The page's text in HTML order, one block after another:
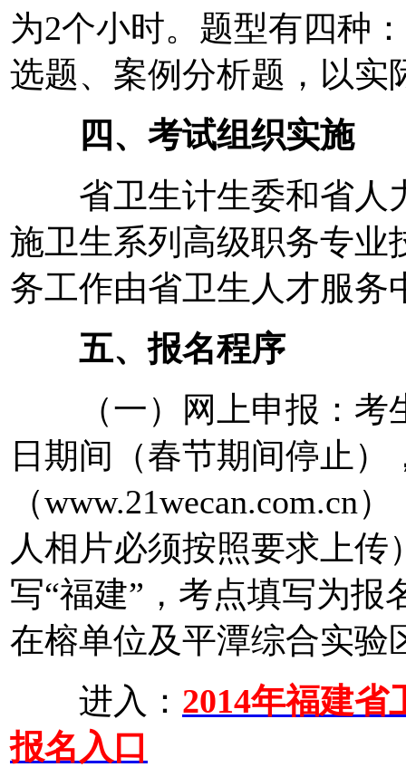
为2个小时。题型有四种
选题、案例分析题，以实
四、考试组织实施
省卫生计生委和省人
施卫生系列高级职务专业
务工作由省卫生人才服务
五、报名程序
（一）网上申报：考生
日期间（春节期间停止
（www.21wecan.com.cn
人相片必须按照要求上
写“福建”，考点填写为
在榕单位及平潭综合实验
进入： 2014年福建
报名入口